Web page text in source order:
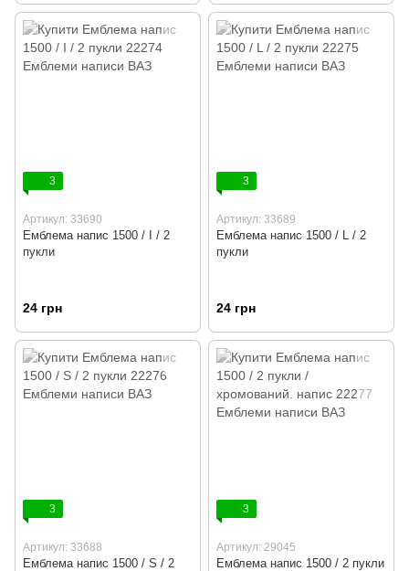
3
Артикул: 33690
Емблема напис 1500 / I / 2
пукли
24 грн
3
Артикул: 33689
Емблема напис 1500 / L / 2
пукли
24 грн
3
Артикул: 33688
Емблема напис 1500 / S / 2
3
Артикул: 29045
Емблема напис 1500 / 2 пукли